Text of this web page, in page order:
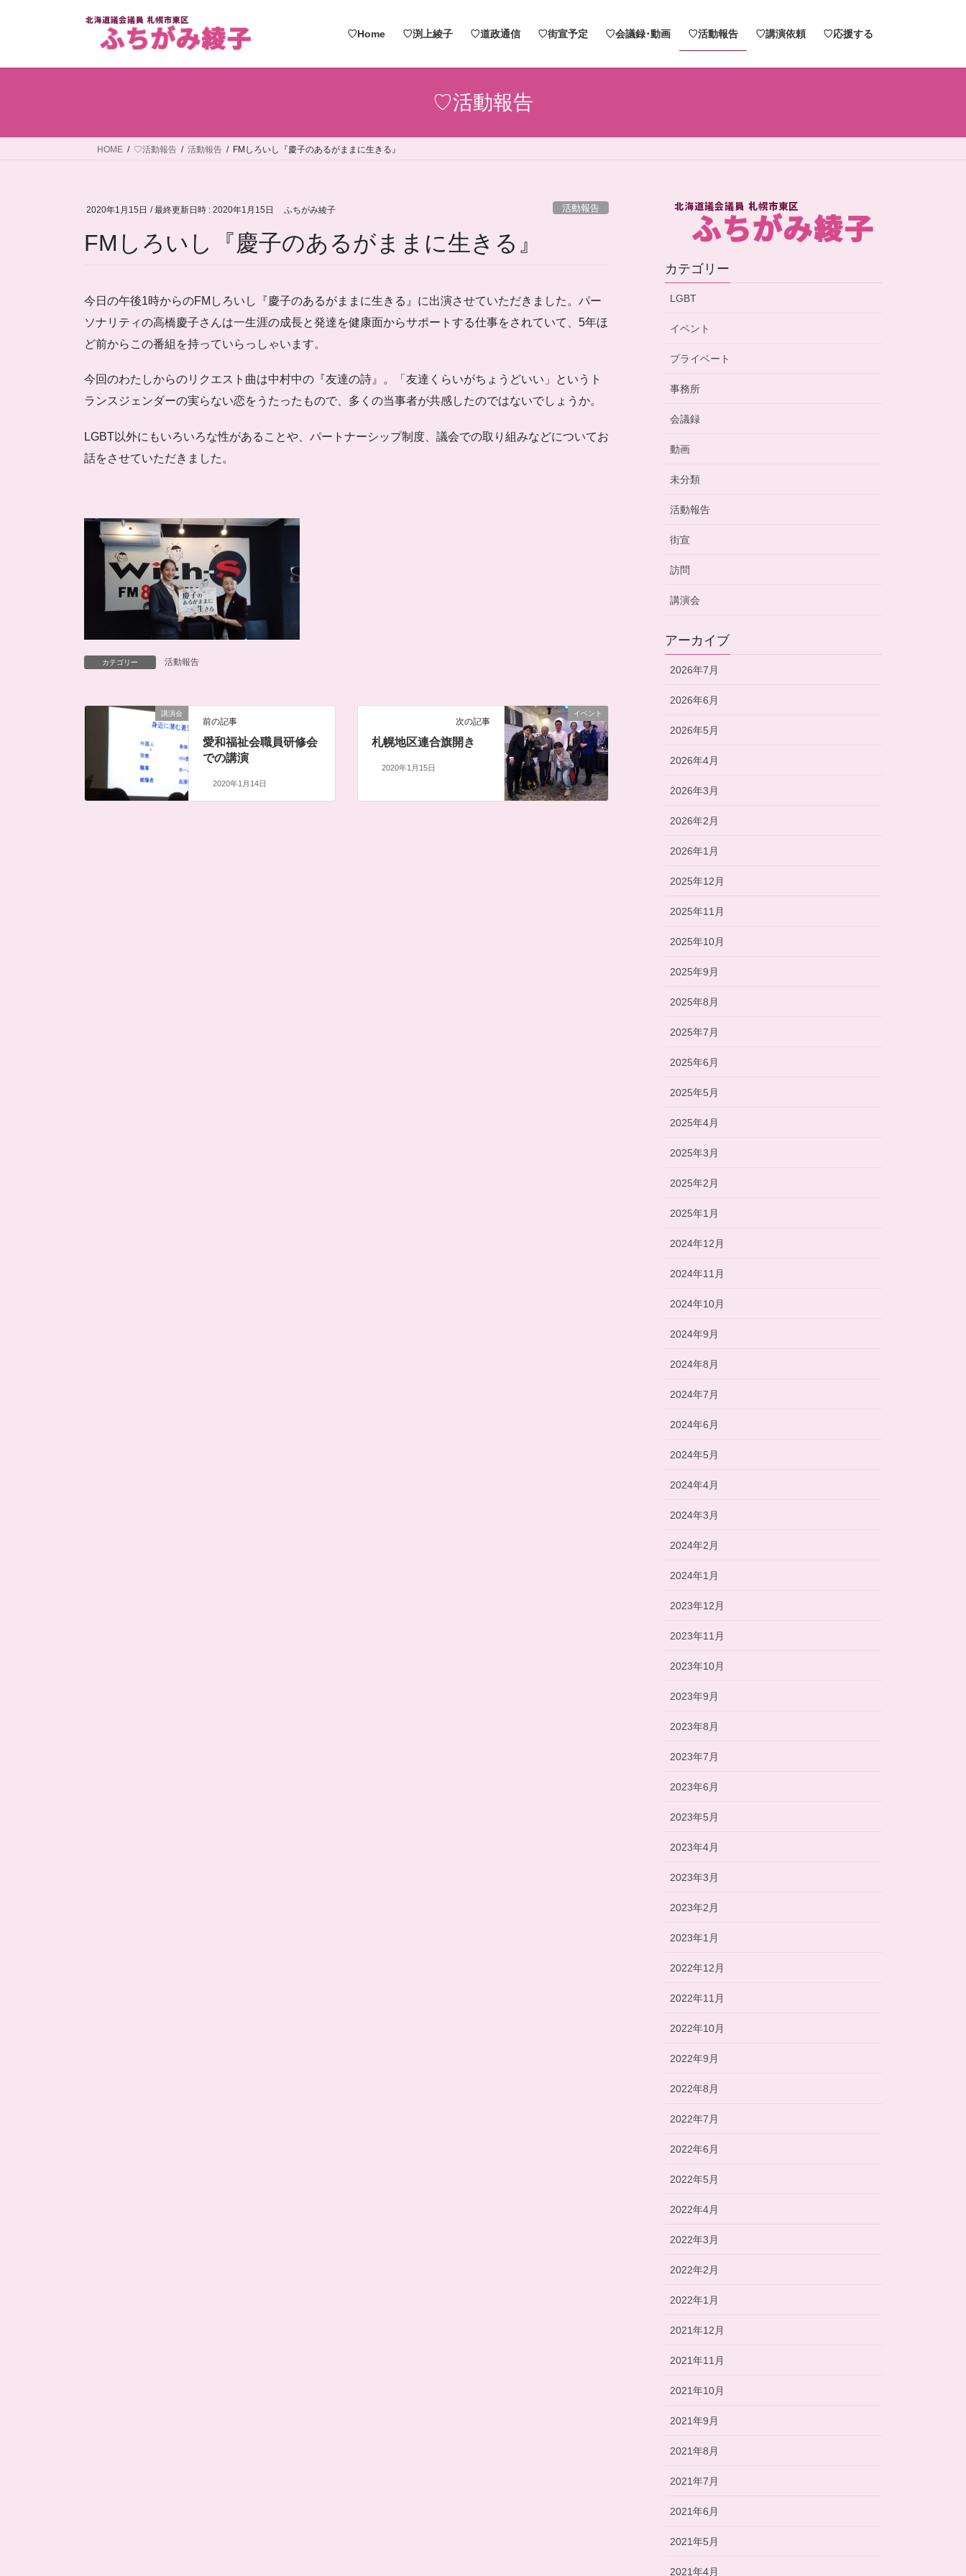
♡Home ♡渕上綾子 ♡道政通信 ♡街宣予定 ♡会議録･動画 ♡活動報告 ♡講演依頼 ♡応援する
♡活動報告
HOME ♡活動報告 活動報告 FMしろいし『慶子のあるがままに生きる』
2020年1月15日 / 最終更新日時 : 2020年1月15日 ふちがみ綾子 活動報告
FMしろいし『慶子のあるがままに生きる』
今日の午後1時からのFMしろいし『慶子のあるがままに生きる』に出演させていただきました。パー
ソナリティの高橋慶子さんは一生涯の成長と発達を健康面からサポートする仕事をされていて、5年ほ
ど前からこの番組を持っていらっしゃいます。
今回のわたしからのリクエスト曲は中村中の『友達の詩』。「友達くらいがちょうどいい」というト
ランスジェンダーの実らない恋をうたったもので、多くの当事者が共感したのではないでしょうか。
LGBT以外にもいろいろな性があることや、パートナーシップ制度、議会での取り組みなどについてお
話をさせていただきました。
カテゴリー 活動報告
講演会
前の記事
愛和福祉会職員研修会
での講演
2020年1月14日
イベント
次の記事
札幌地区連合旗開き
2020年1月15日
カテゴリー
LGBT
イベント
プライベート
事務所
会議録
動画
未分類
活動報告
街宣
訪問
講演会
アーカイブ
2026年7月
2026年6月
2026年5月
2026年4月
2026年3月
2026年2月
2026年1月
2025年12月
2025年11月
2025年10月
2025年9月
2025年8月
2025年7月
2025年6月
2025年5月
2025年4月
2025年3月
2025年2月
2025年1月
2024年12月
2024年11月
2024年10月
2024年9月
2024年8月
2024年7月
2024年6月
2024年5月
2024年4月
2024年3月
2024年2月
2024年1月
2023年12月
2023年11月
2023年10月
2023年9月
2023年8月
2023年7月
2023年6月
2023年5月
2023年4月
2023年3月
2023年2月
2023年1月
2022年12月
2022年11月
2022年10月
2022年9月
2022年8月
2022年7月
2022年6月
2022年5月
2022年4月
2022年3月
2022年2月
2022年1月
2021年12月
2021年11月
2021年10月
2021年9月
2021年8月
2021年7月
2021年6月
2021年5月
2021年4月